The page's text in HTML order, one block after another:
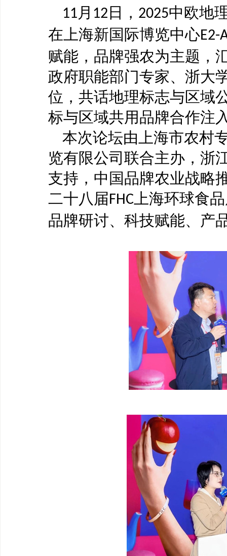
11 月 12日， 2025中欧地
在上海新国际博览中心E2-
赋能，品牌强农为主题，
政府职能部门专家、浙大
位，共话地理标志与区域
标与区域共用品牌合作注
本次论坛由上海市农村
览有限公司联合主办，浙
支持，中国品牌农业战略
二十八届FHC 上海环球食
品牌研讨、科技赋能、产